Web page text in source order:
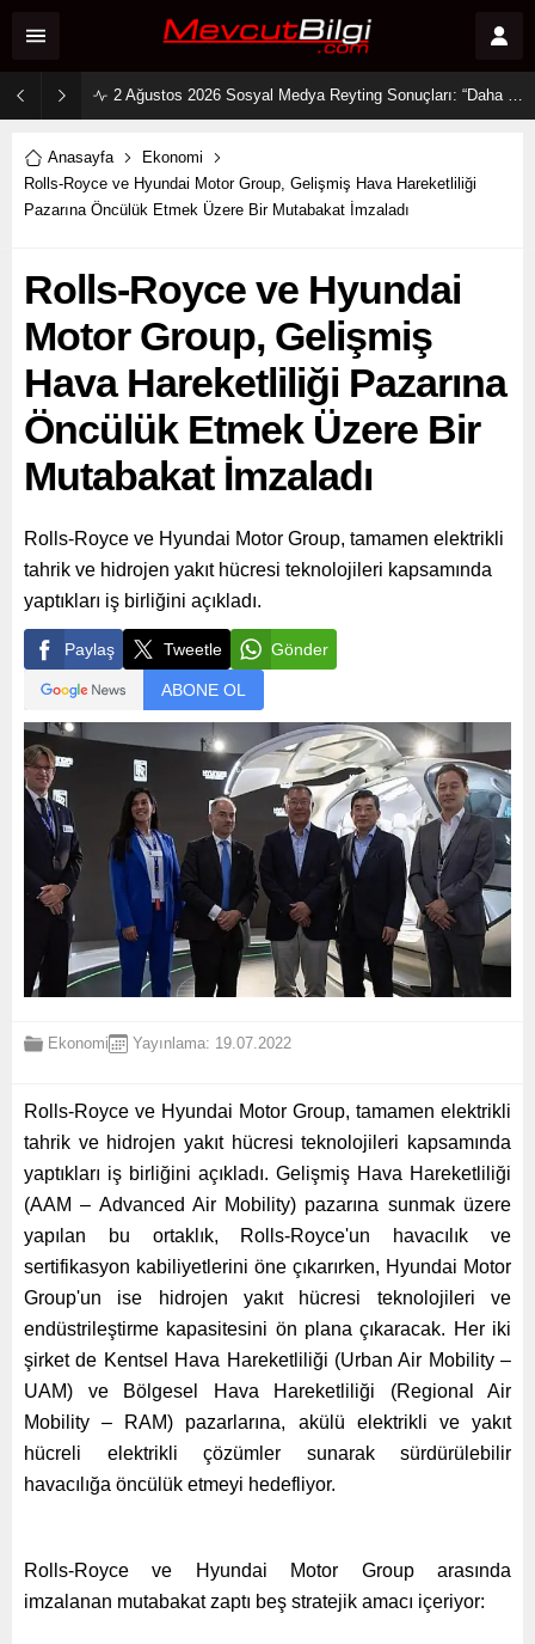
2 Ağustos 2026 Sosyal Medya Reyting Sonuçları: “Daha 17” Ekranlara Ambargo Koydu!
Anasayfa
Ekonomi
Rolls-Royce ve Hyundai Motor Group, Gelişmiş Hava Hareketliliği
Pazarına Öncülük Etmek Üzere Bir Mutabakat İmzaladı
Rolls-Royce ve Hyundai
Motor Group, Gelişmiş
Hava Hareketliliği Pazarına
Öncülük Etmek Üzere Bir
Mutabakat İmzaladı
Rolls-Royce ve Hyundai Motor Group, tamamen elektrikli
tahrik ve hidrojen yakıt hücresi teknolojileri kapsamında
yaptıkları iş birliğini açıkladı.
Paylaş Tweetle Gönder
ABONE OL
Ekonomi Yayınlama: 19.07.2022
Rolls-Royce ve Hyundai Motor Group, tamamen elektrikli
tahrik ve hidrojen yakıt hücresi teknolojileri kapsamında
yaptıkları iş birliğini açıkladı. Gelişmiş Hava Hareketliliği
(AAM – Advanced Air Mobility) pazarına sunmak üzere
yapılan bu ortaklık, Rolls-Royce'un havacılık ve
sertifikasyon kabiliyetlerini öne çıkarırken, Hyundai Motor
Group'un ise hidrojen yakıt hücresi teknolojileri ve
endüstrileştirme kapasitesini ön plana çıkaracak. Her iki
şirket de Kentsel Hava Hareketliliği (Urban Air Mobility –
UAM) ve Bölgesel Hava Hareketliliği (Regional Air
Mobility – RAM) pazarlarına, akülü elektrikli ve yakıt
hücreli elektrikli çözümler sunarak sürdürülebilir
havacılığa öncülük etmeyi hedefliyor.
Rolls-Royce ve Hyundai Motor Group arasında
imzalanan mutabakat zaptı beş stratejik amacı içeriyor: